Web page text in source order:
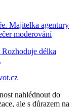
Majitelka agentury
moderování
délka
nahlédnout do
ale s důrazem na